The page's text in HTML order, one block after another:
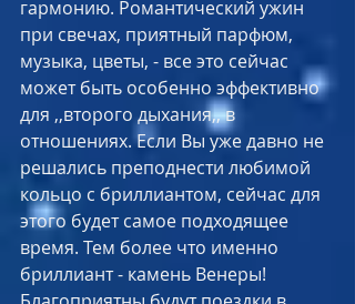
гармонию. Романтический ужин
при свечах, приятный парфюм,
музыка, цветы, - все это сейчас
может быть особенно эффективно
для ,,второго дыхания,, в
отношениях. Если Вы уже давно не
решались преподнести любимой
кольцо с бриллиантом, сейчас для
этого будет самое подходящее
время. Тем более что именно
бриллиант - камень Венеры!